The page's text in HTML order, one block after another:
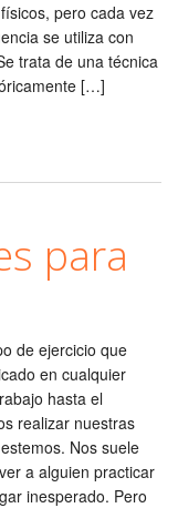
pero cada vez
se utiliza con
trata de una técnica
[…]
para
de ejercicio que
en cualquier
hasta el
realizar nuestras
Nos suele
a alguien practicar
inesperado. Pero